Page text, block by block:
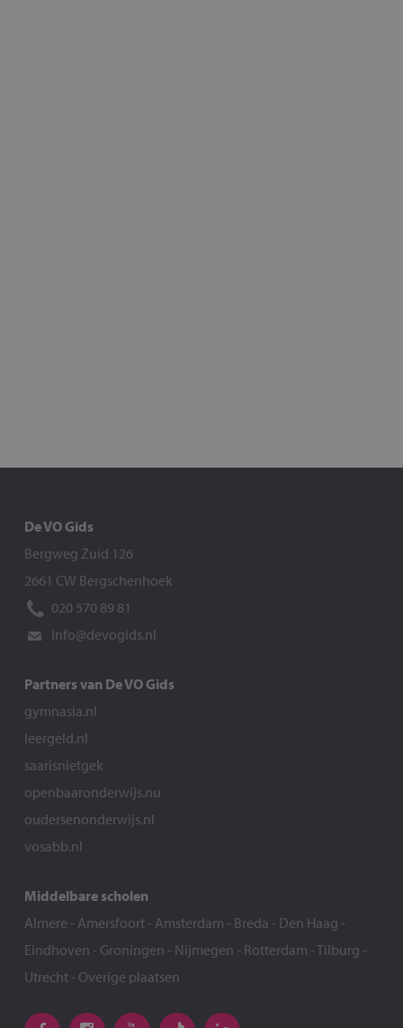
De VO Gids
Bergweg Zuid 126
2661 CW Bergschenhoek
020 570 89 81
info@devogids.nl
Partners van De VO Gids
gymnasia.nl
leergeld.nl
saarisnietgek
openbaaronderwijs.nu
oudersenonderwijs.nl
vosabb.nl
Middelbare scholen
Almere - Amersfoort- Amsterdam - Breda - Den Haag -
Eindhoven - Groningen - Nijmegen - Rotterdam -Tilburg -
Utrecht- Overige plaatsen